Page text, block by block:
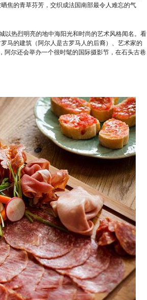
焦的青草芬芳，交织成法国南部最令人难忘的气
热烈明亮的地中海阳光和时尚的艺术风格闻名。看
马的建筑（阿尔人是古罗马人的后裔）、艺术家的
阿尔还会举办一个很时髦的国际摄影节，在石头古巷